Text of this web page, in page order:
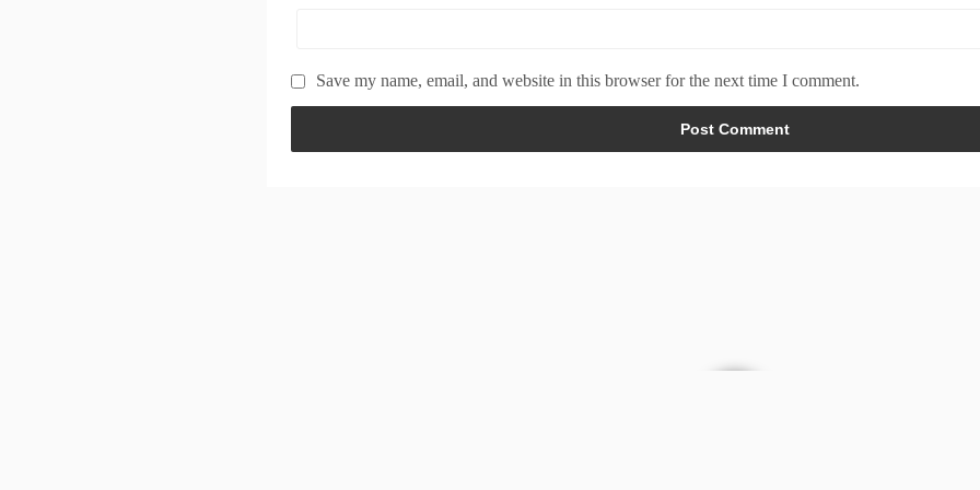
Save my name, email, and website in this browser for the next time I comment.